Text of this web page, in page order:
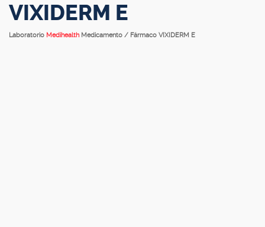
VIXIDERM E
Laboratorio Medihealth Medicamento / Fármaco VIXIDERM E